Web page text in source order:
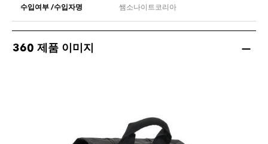
수입여부 /수입자명 쌤소나이트코리아
360 제품 이미지